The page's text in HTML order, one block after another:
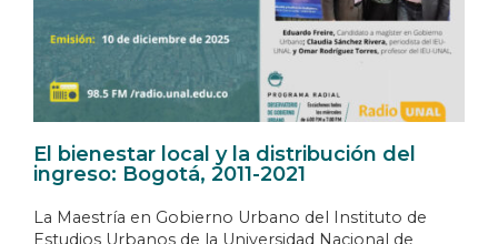
El bienestar local y la distribución del
ingreso: Bogotá, 2011-2021
La Maestría en Gobierno Urbano del Instituto de
Estudios Urbanos de la Universidad Nacional de